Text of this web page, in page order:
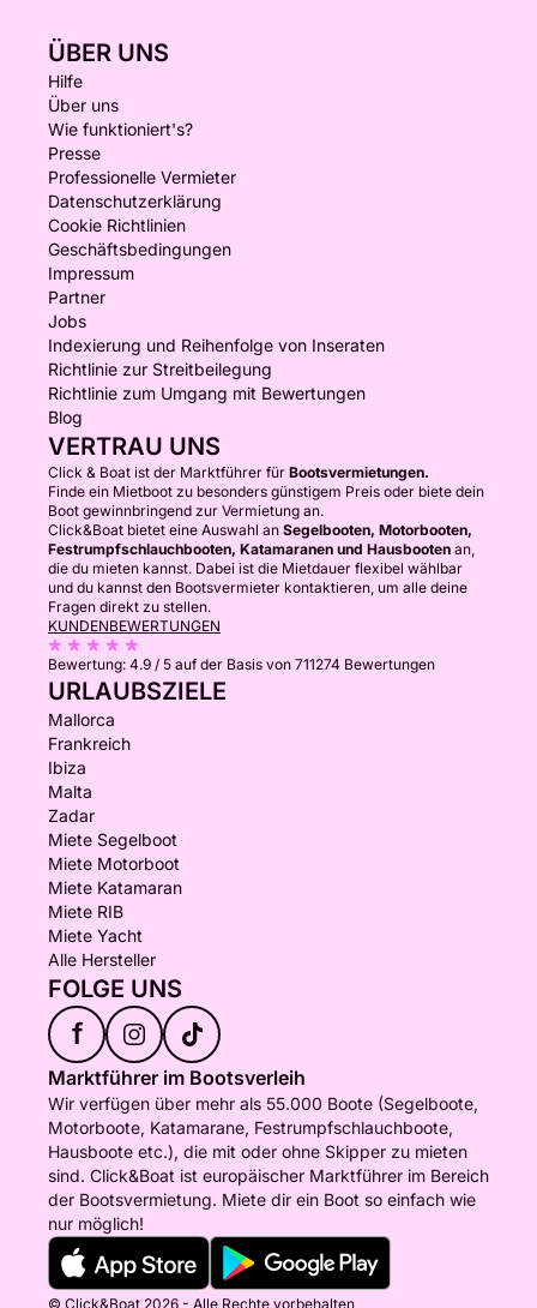
ÜBER UNS
Hilfe
Über uns
Wie funktioniert's?
Presse
Professionelle Vermieter
Datenschutzerklärung
Cookie Richtlinien
Geschäftsbedingungen
Impressum
Partner
Jobs
Indexierung und Reihenfolge von Inseraten
Richtlinie zur Streitbeilegung
Richtlinie zum Umgang mit Bewertungen
Blog
VERTRAU UNS
Click & Boat ist der Marktführer für Bootsvermietungen.
Finde ein Mietboot zu besonders günstigem Preis oder biete dein
Boot gewinnbringend zur Vermietung an.
Click&Boat bietet eine Auswahl an Segelbooten, Motorbooten,
Festrumpfschlauchbooten, Katamaranen und Hausbooten an,
die du mieten kannst. Dabei ist die Mietdauer flexibel wählbar
und du kannst den Bootsvermieter kontaktieren, um alle deine
Fragen direkt zu stellen.
KUNDENBEWERTUNGEN
Bewertung: 4.9 / 5 auf der Basis von 711274 Bewertungen
URLAUBSZIELE
Mallorca
Frankreich
Ibiza
Malta
Zadar
Miete Segelboot
Miete Motorboot
Miete Katamaran
Miete RIB
Miete Yacht
Alle Hersteller
FOLGE UNS
f
Marktführer im Bootsverleih
Wir verfügen über mehr als 55.000 Boote (Segelboote,
Motorboote, Katamarane, Festrumpfschlauchboote,
Hausboote etc.), die mit oder ohne Skipper zu mieten
sind. Click&Boat ist europäischer Marktführer im Bereich
der Bootsvermietung. Miete dir ein Boot so einfach wie
nur möglich!
© Click&Boat 2026 - Alle Rechte vorbehalten